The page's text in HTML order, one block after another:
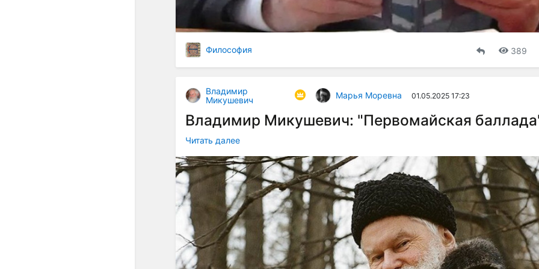
Философия 389
Владимир
Микушевич
Марья Моревна 01.05.2025 17:23
Владимир Микушевич: "Первомайская
Читать далее